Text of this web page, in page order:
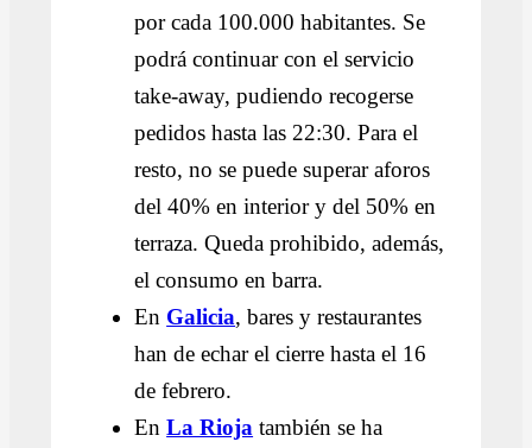
por cada 100.000 habitantes. Se
podrá continuar con el servicio
take-away, pudiendo recogerse
pedidos hasta las 22:30. Para el
resto, no se puede superar aforos
del 40% en interior y del 50% en
terraza. Queda prohibido, además,
el consumo en barra.
En Galicia, bares y restaurantes
han de echar el cierre hasta el 16
de febrero.
EnLa Rioja también se ha